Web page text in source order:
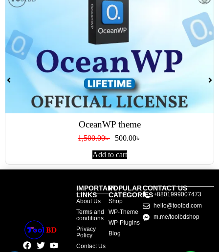
OceanWP theme
1,500.00৳ 500.00৳
Add to cart
IMPORTANT
LINKS
About Us
Terms and
conditions
Privacy
Policy
Contact Us
POPULAR
CATEGORIES
Shop
WP-Theme
WP-Plugins
Blog
CONTACT US
+8801999007473
hello@toolbd.com
m.me/toolbdshop